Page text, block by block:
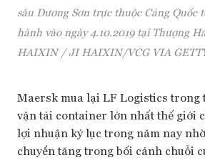
sâu Dương Sơn trực thuộc Cảng Quốc
hành vào ngày 4.10.2019 tại Thượng
HAIXIN / JI HAIXIN/VCG VIA
Maersk mua lại LF Logistics trong
vận tải container lớn nhất thế giới
lợi nhuận kỷ lục trong năm nay
chuyển tăng trong bối cảnh chuỗi